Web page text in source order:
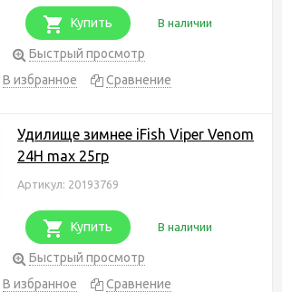
Купить В наличии
Быстрый просмотр
В избранное
Сравнение
Удилище зимнее iFish Viper Venom
24H max 25гр
Артикул: 20193769
Купить В наличии
Быстрый просмотр
В избранное
Сравнение